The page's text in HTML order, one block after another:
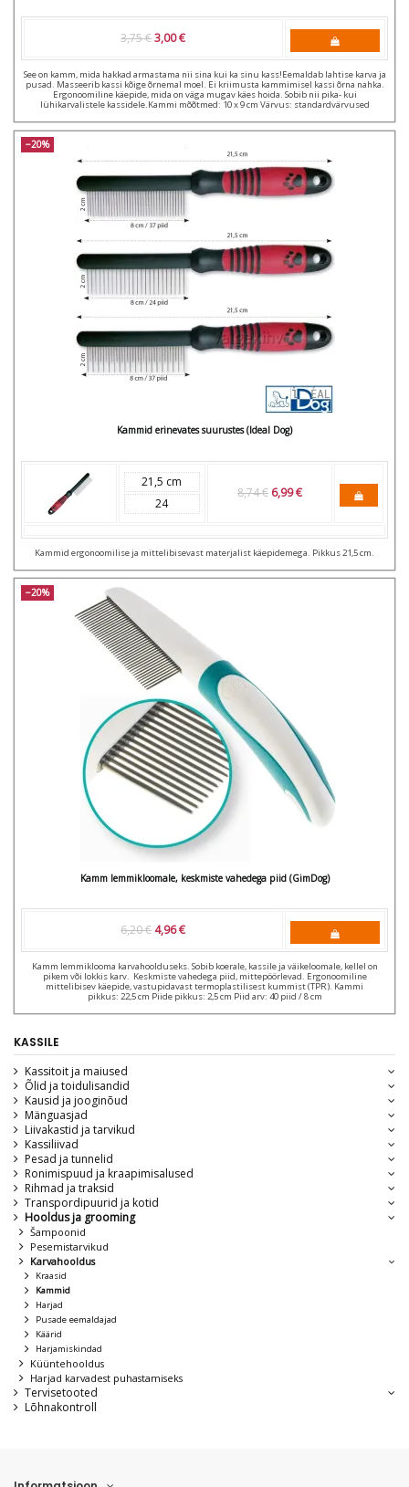
3,75 €3,00 €
See on kamm, mida hakkad armastama nii sina kui ka sinu kass!Eemaldab lahtise karva ja
pusad. Masseerib kassi kõige õrnemal moel. Ei kriimusta kammimisel kassi õrna nahka.
Ergonoomiline käepide, mida on väga mugav käes hoida. Sobib nii pika- kui
lühikarvalistele kassidele.Kammi mõõtmed: 10 x 9 cm Värvus: standardvärvused
−20%
Kammid erinevates suurustes (Ideal Dog)
21,5 cm
24
8,74 € 6,99 €
Kammid ergonoomilise ja mittelibisevast materjalist käepidemega. Pikkus 21,5 cm.
−20%
Kamm lemmikloomale, keskmiste vahedega piid (GimDog)
6,20 € 4,96 €
Kamm lemmiklooma karvahoolduseks. Sobib koerale, kassile ja väikeloomale, kellel on
pikem või lokkis karv. Keskmiste vahedega piid, mittepöörlevad. Ergonoomiline
mittelibisev käepide, vastupidavast termoplastilisest kummist (TPR). Kammi
pikkus: 22,5 cm Piide pikkus: 2,5 cm Piid arv: 40 piid / 8 cm
KASSILE
Kassitoit ja maiused
Õlid ja toidulisandid
Kausid ja jooginõud
Mänguasjad
Liivakastid ja tarvikud
Kassiliivad
Pesad ja tunnelid
Ronimispuud ja kraapimisalused
Rihmad ja traksid
Transpordipuurid ja kotid
Hooldus ja grooming
Šampoonid
Pesemistarvikud
Karvahooldus
Kraasid
Kammid
Harjad
Pusade eemaldajad
Käärid
Harjamiskindad
Küüntehooldus
Harjad karvadest puhastamiseks
Tervisetooted
Lõhnakontroll